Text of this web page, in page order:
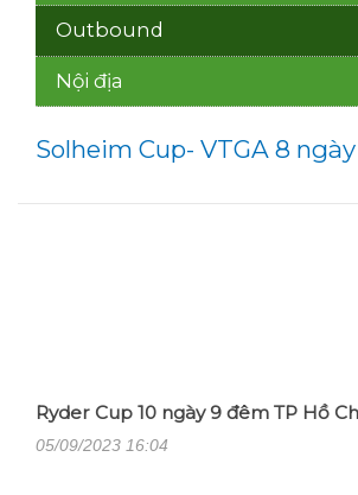
Outbound
Nội địa
Solheim Cup- VTGA 8
Ryder Cup 10 ngày 9 đêm TP Hồ
05/09/2023 16:04